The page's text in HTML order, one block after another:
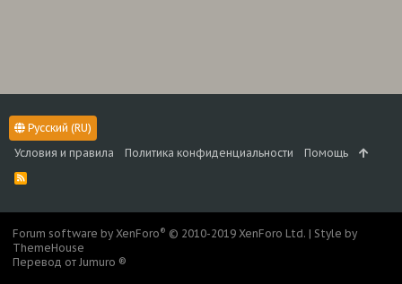
Русский (RU)
Условия и правила
Политика конфиденциальности Помощь
R
S
Forum software by XenForo® © 2010-2019 XenForo Ltd. | Style by
ThemeHouse
Перевод от Jumuro ®